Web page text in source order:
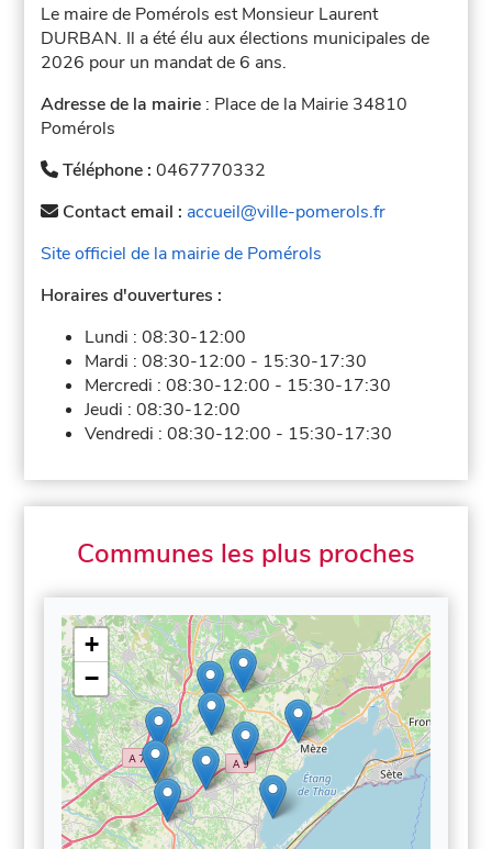
Le maire de Pomérols est Monsieur Laurent
DURBAN. Il a été élu aux élections municipales de
2026 pour un mandat de 6 ans.
Adresse de la mairie : Place de la Mairie 34810
Pomérols
Téléphone :0467770332
Contact email : accueil@ville-pomerols.fr
Site officiel de la mairie de Pomérols
Horaires d'ouvertures :
Lundi :08:30-12:00
Mardi :08:30-12:00 - 15:30-17:30
Mercredi :08:30-12:00 - 15:30-17:30
Jeudi :08:30-12:00
Vendredi :08:30-12:00 - 15:30-17:30
Communes les plus proches
+
−